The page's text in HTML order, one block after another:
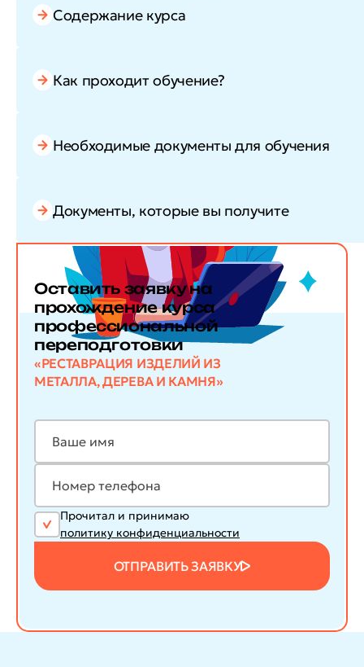
Содержание курса
Как проходит обучение?
Необходимые документы для обучения
Документы, которые вы получите
Оставить заявкуна
прохождение курса
профессиональной
переподготовки
«РЕСТАВРАЦИЯ ИЗДЕЛИЙ ИЗ
МЕТАЛЛА, ДЕРЕВА И КАМНЯ»
Прочитал и принимаю
политику конфиденциальности
ОТПРАВИТЬ ЗАЯВКУ